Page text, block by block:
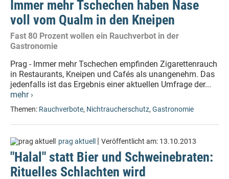
Immer mehr Tschechen haben Nase
voll vom Qualm in den Kneipen
Fast 80 Prozent wollen ein Rauchverbot in der
Gastronomie
Prag - Immer mehr Tschechen empfinden Zigarettenrauch
in Restaurants, Kneipen und Cafés als unangenehm. Das
jedenfalls ist das Ergebnis einer aktuellen Umfrage der...
mehr ›
Themen: Rauchverbote, Nichtraucherschutz, Gastronomie
prag aktuell | Veröffentlicht am: 13.10.2013
"Halal" statt Bier und Schweinebraten:
Rituelles Schlachten wird